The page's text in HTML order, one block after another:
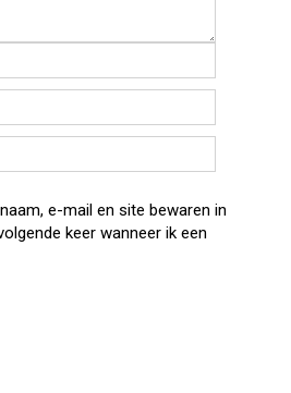
e-mail en site bewaren in
keer wanneer ik een